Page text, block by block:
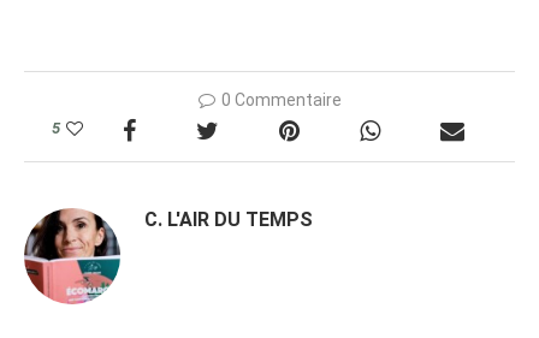
0 Commentaire
5
C. L'AIR DU TEMPS